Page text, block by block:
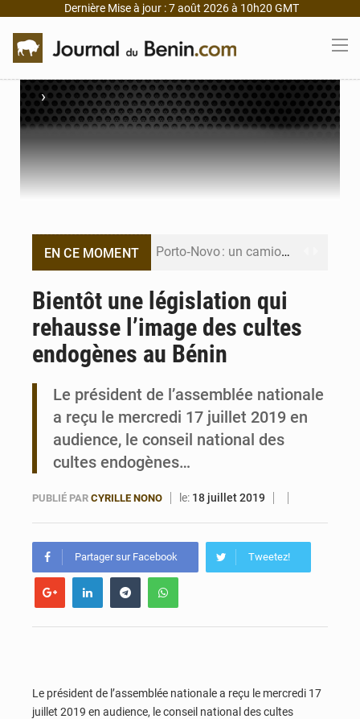
Dernière Mise à jour : 7 août 2026 à 10h20 GMT
›
EN CE MOMENT Porto‑Novo : un camion de produits pétroliers embrase Avakpa
Patrice Talon prend la tête du premier bureau du Sénat du Bénin
Bénin : Djogbénou inspecte le chantier du siège de l’Assemblée
Bénin : Le CEG La Verdure de Ouèdo fait sa mue pour la rentrée
Bientôt une législation qui
rehausse l’image des cultes
endogènes au Bénin
Le président de l’assemblée nationale
a reçu le mercredi 17 juillet 2019 en
audience, le conseil national des
cultes endogènes…
PUBLIÉ PAR CYRILLE NONO le: 18 juillet 2019
Partager sur Facebook Tweetez!
Le président de l’assemblée nationale a reçu le mercredi 17
juillet 2019 en audience, le conseil national des cultes